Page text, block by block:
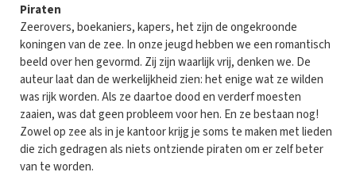
Piraten
Zeerovers, boekaniers, kapers, het zijn de ongekroonde
koningen van de zee. In onze jeugd hebben we een romantisch
beeld over hen gevormd. Zij zijn waarlijk vrij, denken we. De
auteur laat dan de werkelijkheid zien: het enige wat ze wilden
was rijk worden. Als ze daartoe dood en verderf moesten
zaaien, was dat geen probleem voor hen. En ze bestaan nog!
Zowel op zee als in je kantoor krijg je soms te maken met lieden
die zich gedragen als niets ontziende piraten om er zelf beter
van te worden.